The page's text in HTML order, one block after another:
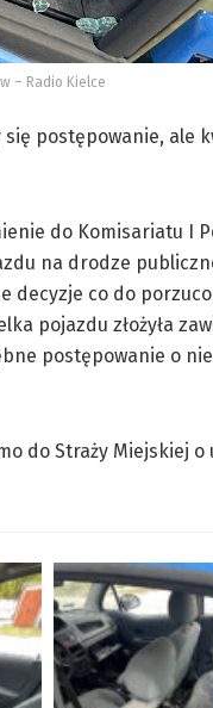
– Radio Kielce
postępowanie, ale
do Komisariatu I
na drodze
decyzje co do
pojazdu złożyła
postępowanie o
do Straży Miejskiej o